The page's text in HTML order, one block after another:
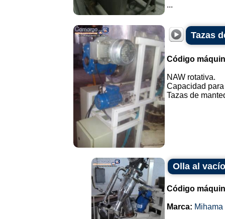
...
Tazas
Código
NAW rotativa.
Capacidad
Tazas de
Olla al
Código
Marca: